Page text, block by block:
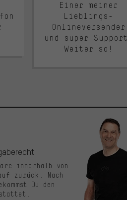
Einer meiner
Lieblings-
Onlineversender
und super
Weiter so!
innerhalb von
zurück. Nach
Du den